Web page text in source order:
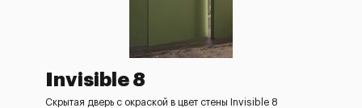
Invisible 8
Скрытая дверь с окраской в цвет стены Invisible 8